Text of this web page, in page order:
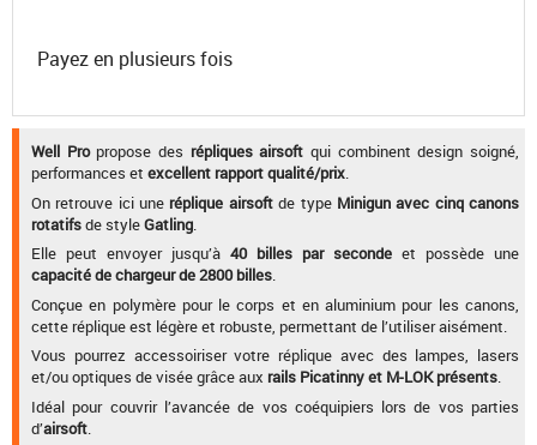
Payez en plusieurs fois
Well Propropose des répliques airsoft qui combinent design soigné,
performances et excellent rapport qualité/prix.
On retrouve ici une réplique airsoftde type Minigun avec cinq canons
rotatifsde styleGatling
Elle peut envoyer jusqu’à 40 billes par seconde et possède une
capacité de chargeur de 2800 billes.
Conçue en polymère pour le corps et en aluminium pour les canons,
cette réplique est légère et robuste, permettant de l’utiliser aisément.
Vous pourrez accessoiriser votre réplique avec des lampes, lasers
et/ou optiques de visée grâce aux rails Picatinny et M-LOK présents.
Idéal pour couvrir l’avancée de vos coéquipiers lors de vos parties
d’airsoft